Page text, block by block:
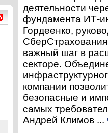
деятельности
фундамента ИТ-
Гордеенко,
важный шаг в
секторе.
компании
безопасные и
самых
Андрей Климов ...